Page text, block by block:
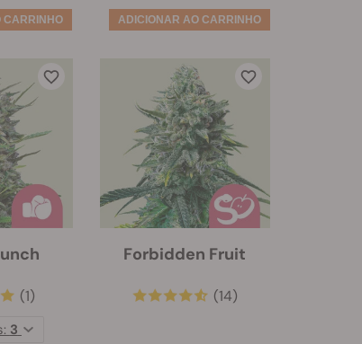
(1)
3
Forbidden Fruit
(14)